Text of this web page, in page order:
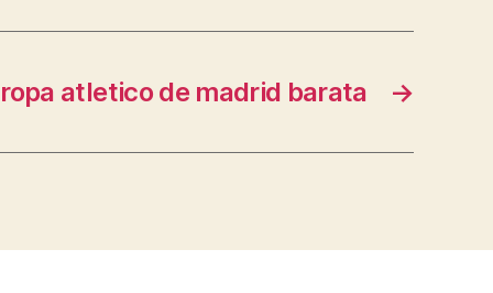
→
ropa atletico de madrid barata